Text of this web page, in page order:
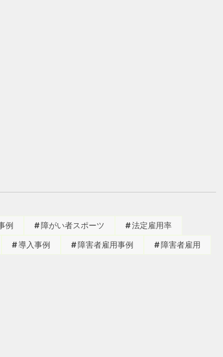
例 障がい者スポーツ
法定雇用率
導入事例
障害者雇用事例 障害者雇用